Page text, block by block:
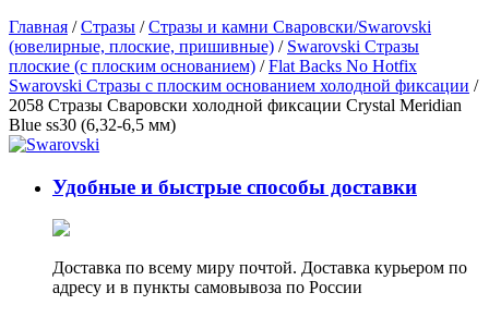
Главная /Стразы /Стразы и камни Сваровски/Swarovski
(ювелирные, плоские, пришивные) / Swarovski Стразы
плоские (с плоским основанием) /Flat Backs No Hotfix
Swarovski Стразы с плоским основанием холодной фиксации /
2058 Стразы Сваровски холодной фиксации Crystal Meridian
Blue ss30 (6,32-6,5 мм)
Удобные и быстрые способы доставки
Доставка по всему миру почтой. Доставка курьером по
адресу и в пункты самовывоза по России